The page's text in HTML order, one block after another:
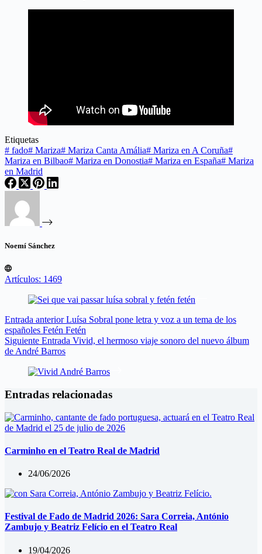
Etiquetas
# fado# Mariza# Mariza Canta Amália# Mariza en A Coruña#
Mariza en Bilbao# Mariza en Donostia# Mariza en España# Mariza
en Madrid
Noemí Sánchez
Artículos: 1469
Entrada anteriorLuísa Sobral pone letra y voz a un tema de los
españoles Fetén Fetén
Siguiente Entrada Vivid, el hermoso viaje sonoro del nuevo álbum
de André Barros
Entradas relacionadas
Carminho en el Teatro Real de Madrid
24/06/2026
Festival de Fado de Madrid 2026: Sara Correia, António
Zambujo y Beatriz Felício en el Teatro Real
19/04/2026